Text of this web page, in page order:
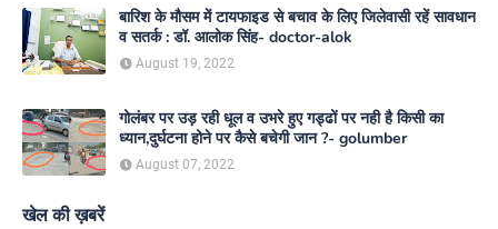
बारिश के मौसम में टायफाइड से बचाव के लिए जिलेवासी रहें सावधान
व सतर्क : डॉ. आलोक सिंह- doctor-alok
August 19, 2022
गोलंबर पर उड़ रही धूल व उभरे हुए गड्ढों पर नही है किसी का
ध्यान,दुर्घटना होने पर कैसे बचेगी जान ?- golumber
August 07, 2022
खेल की ख़बरें